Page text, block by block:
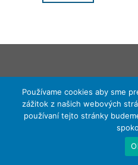
Používame cookies aby sme
zážitok z našich webových
používaní tejto stránky